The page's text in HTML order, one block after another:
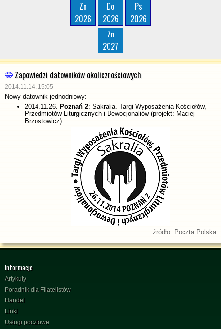
Zn
2026
Do
2026
Ps
2026
Zn
2027
Zapowiedzi datowników okolicznościowych
2014.11.14. 15:05
Nowy datownik jednodniowy:
2014.11.26. Poznań 2: Sakralia. Targi Wyposażenia Kościołów,
Przedmiotów Liturgicznych i Dewocjonaliów (projekt: Maciej
Brzostowicz)
źródło: Poczta Polska
Informacje
Artykuły
Poradnik dla Filatelistów
Handel
Linki
Usługi pocztowe